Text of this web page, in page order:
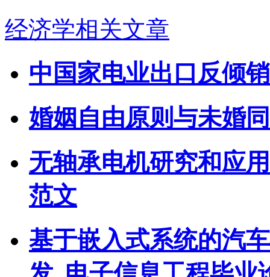
经济学相关文章
中国家电业出口反倾
婚姻自由原则与未婚
无轴承电机研究和应
范文
基于嵌入式系统的汽